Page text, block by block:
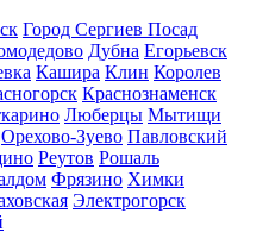
Город Сергиев Посад
Дубна Егорьевск
Кашира Клин Королев
Краснознаменск
Люберцы Мытищи
Орехово-Зуево Павловский
Реутов Рошаль
Фрязино Химки
Электрогорск